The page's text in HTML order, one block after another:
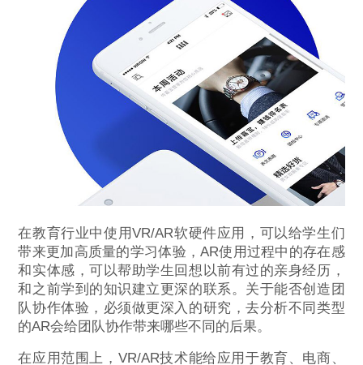
在教育行业中使用VR/AR软硬件应用，可以给学生们
带来更加高质量的学习体验，AR使用过程中的存在感
和实体感，可以帮助学生回想以前有过的亲身经历，
和之前学到的知识建立更深的联系。关于能否创造团
队协作体验，必须做更深入的研究，去分析不同类型
的AR会给团队协作带来哪些不同的后果。
在应用范围上，VR/AR技术能给应用于教育、电商、